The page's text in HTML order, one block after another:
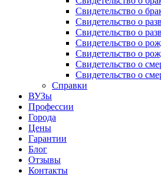
Свидетельство о
Свидетельство о
Свидетельство о
Свидетельство о
Свидетельство о
Свидетельство о
Свидетельство о
Справки
ВУЗы
Профессии
Города
Цены
Гарантии
Блог
Отзывы
Контакты